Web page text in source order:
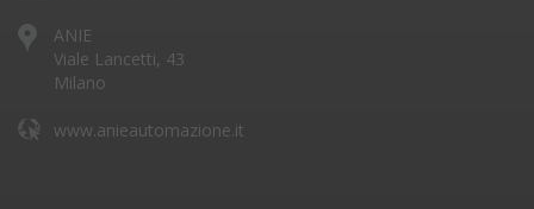
ANIE
Viale Lancetti, 43
Milano
www.anieautomazione.it